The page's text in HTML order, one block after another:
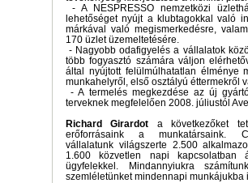
- A NESPRESSO nemzetközi
lehetőséget nyújt a klubtagokkal való
márkával való megismerkedésre,
170 üzlet üzemeltetésére.
- Nagyobb odafigyelés a vállalatok
több fogyasztó számára váljon
által nyújtott felülmúlhatatlan élménye
munkahelyről, első osztályú éttermekről
- A termelés megkezdése az új
terveknek megfelelően 2008. júliustól
Richard Girardot a következőket
erőforrásaink a munkatársaink.
vállalatunk világszerte 2.500
1.600 közvetlen napi
ügyfelekkel. Mindannyiukra
szemléletünket mindennapi munkájukba